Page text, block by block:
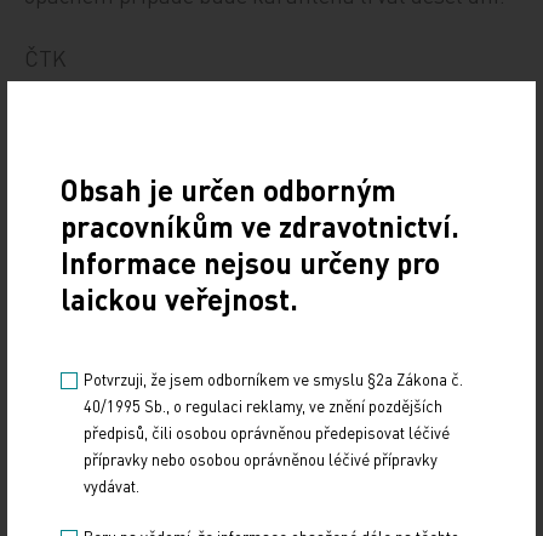
ČTK
Zdroj: ČTK
Z REGIONŮ
Sdílejte článek
Obsah je určen odborným
pracovníkům ve zdravotnictví.
Informace nejsou určeny pro
laickou veřejnost.
Potvrzuji, že jsem odborníkem ve smyslu §2a Zákona č.
40/1995 Sb., o regulaci reklamy, ve znění pozdějších
předpisů, čili osobou oprávněnou předepisovat léčivé
přípravky nebo osobou oprávněnou léčivé přípravky
vydávat.